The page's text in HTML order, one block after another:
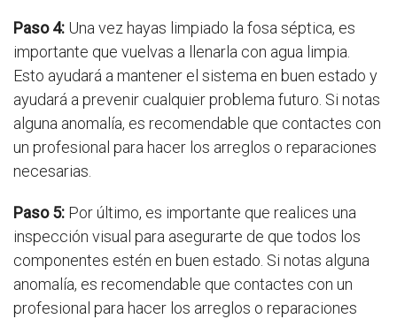
Paso 4: Una vez hayas limpiado la fosa séptica, es
importante que vuelvas a llenarla con agua limpia.
Esto ayudará a mantener el sistema en buen estado y
ayudará a prevenir cualquier problema futuro. Si notas
alguna anomalía, es recomendable que contactes con
un profesional para hacer los arreglos o reparaciones
necesarias.
Paso 5: Por último, es importante que realices una
inspección visual para asegurarte de que todos los
componentes estén en buen estado. Si notas alguna
anomalía, es recomendable que contactes con un
profesional para hacer los arreglos o reparaciones